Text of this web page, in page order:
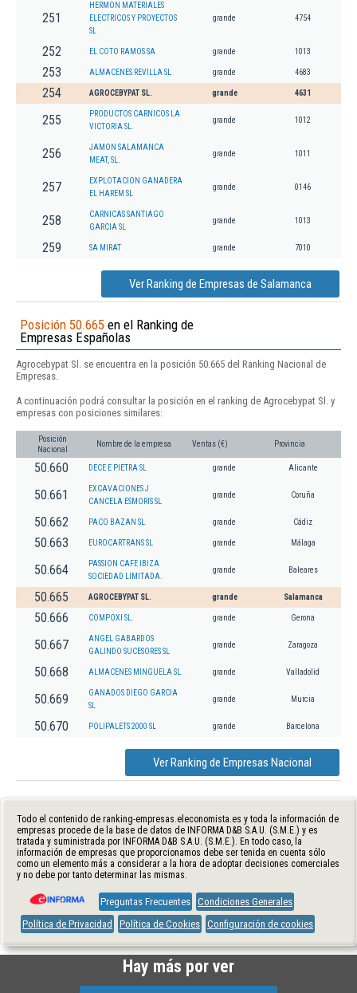
251
HERMON MATERIALES
ELECTRICOS Y PROYECTOS
SL
grande 4754
252 EL COTO RAMOS SA grande 1013
253 ALMACENES REVILLA SL grande 4683
254 AGROCEBYPAT SL. grande 4631
255
PRODUCTOS CARNICOS LA
VICTORIA SL.
grande 1012
256
JAMON SALAMANCA
MEAT, SL.
grande 1011
257
EXPLOTACION GANADERA
EL HAREM SL
grande 0146
258
CARNICAS SANTIAGO
GARCIA SL
grande 1013
259 SA MIRAT grande 7010
Ver Ranking de Empresas de Salamanca
Posición 50.665 en el Ranking de
Empresas Españolas
Agrocebypat Sl. se encuentra en la posición 50.665 del Ranking Nacional de
Empresas.
A continuación podrá consultar la posición en el ranking de Agrocebypat Sl. y
empresas con posiciones similares:
Posición
Nacional
Nombre de la empresa Ventas (€) Provincia
50.660 DECE E PIETRA SL grande Alicante
50.661
EXCAVACIONES J
CANCELA ESMORIS SL
grande Coruña
50.662 PACO BAZAN SL grande Cádiz
50.663 EUROCARTRANS SL grande Málaga
50.664
PASSION CAFE IBIZA
SOCIEDAD LIMITADA.
grande Baleares
50.665 AGROCEBYPAT SL. grande Salamanca
50.666 COMPOXI SL. grande Gerona
50.667
ANGEL GABARDOS
GALINDO SUCESORES SL
grande Zaragoza
50.668 ALMACENES MINGUELA SL grande Valladolid
50.669
GANADOS DIEGO GARCIA
SL
grande Murcia
50.670 POLIPALETS 2000 SL grande Barcelona
Ver Ranking de Empresas Nacional
Todo el contenido de ranking-empresas.eleconomista.es y toda la información de
empresas procede de la base de datos de INFORMA D&B S.A.U. (S.M.E.) y es
tratada y suministrada por INFORMA D&B S.A.U. (S.M.E.). En todo caso, la
información de empresas que proporcionamos debe ser tenida en cuenta sólo
como un elemento más a considerar a la hora de adoptar decisiones comerciales
y no debe por tanto determinar las mismas.
Preguntas Frecuentes Condiciones Generales
Política de Privacidad
Política de Cookies Configuración de cookies
Hay más por ver